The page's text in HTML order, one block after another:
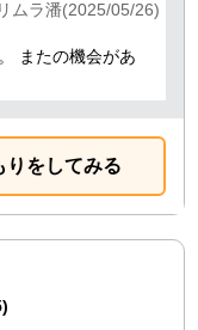
ムラ潘(2025/05/26)
またの機会があ
をしてみる